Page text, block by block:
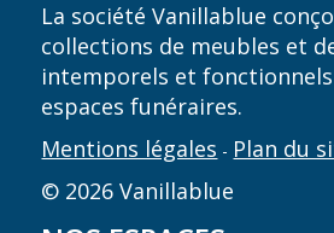
La société Vanillablue
collections de meubles et
intemporels et
espaces funéraires.
Mentions légales - Plan du
© 2026 Vanillablue